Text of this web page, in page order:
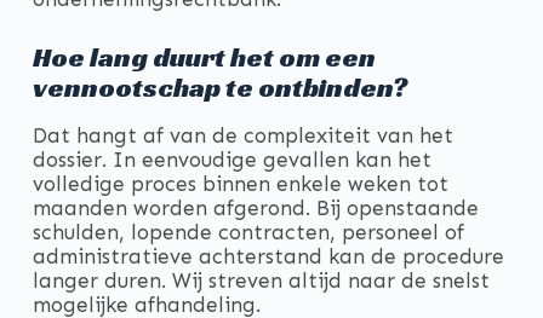
Hoe lang duurt het om een
vennootschap te ontbinden?
Dat hangt af van de complexiteit van het
dossier. In eenvoudige gevallen kan het
volledige proces binnen enkele weken tot
maanden worden afgerond. Bij openstaande
schulden, lopende contracten, personeel of
administratieve achterstand kan de procedure
langer duren. Wij streven altijd naar de snelst
mogelijke afhandeling.